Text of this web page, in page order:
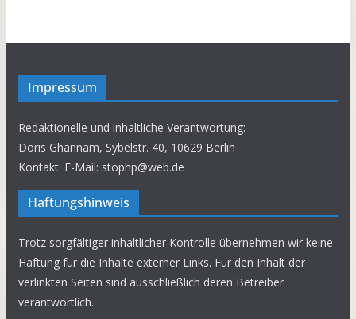
Impressum
Redaktionelle und inhaltliche Verantwortung:
Doris Ghannam, Sybelstr. 40, 10629 Berlin
Kontakt: E-Mail: stophp@web.de
Haftungshinweis
Trotz sorgfältiger inhaltlicher Kontrolle übernehmen wir keine
Haftung für die Inhalte externer Links. Für den Inhalt der
verlinkten Seiten sind ausschließlich deren Betreiber
verantwortlich.